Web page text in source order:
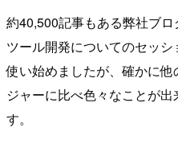
約40,500記事もある弊社ブ
ツール開発についてのセッ
使い始めましたが、確かに
ジャーに比べ色々なことが
す。